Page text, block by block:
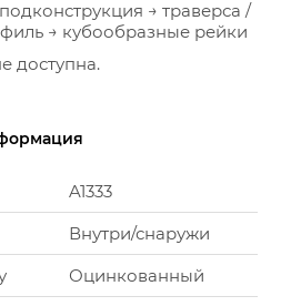
→ траверса /
→ кубообразные рейки
доступна.
A1333
Внутри/снаружи
Оцинкованный